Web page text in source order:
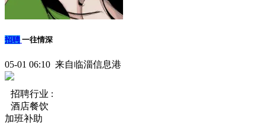
招聘 一往情深
05-01 06:10 来自临淄信息港
招聘行业 :
酒店餐饮
加班补助